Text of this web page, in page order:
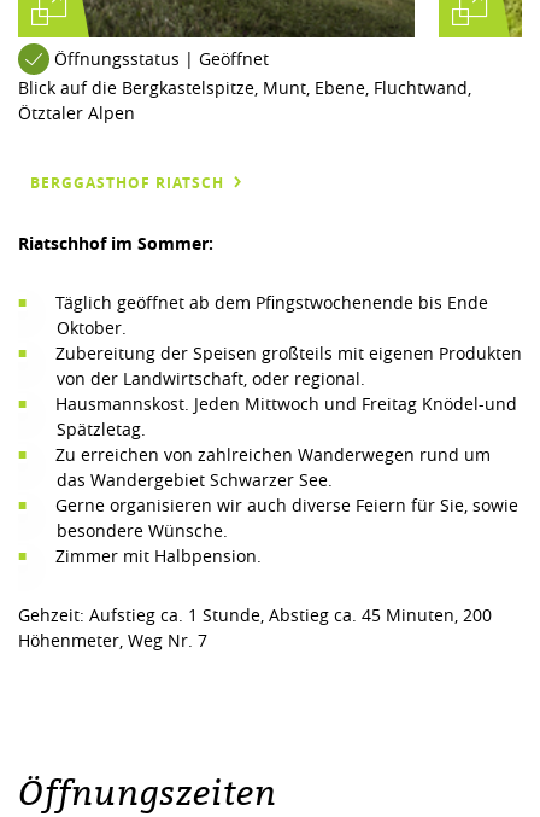
Öffnungsstatus | Geöffnet
Blick auf die Bergkastelspitze, Munt, Ebene, Fluchtwand,
Ötztaler Alpen
BERGGASTHOF RIATSCH
Riatschhof im Sommer:
Täglich geöffnet ab dem Pfingstwochenende bis Ende
Oktober.
Zubereitung der Speisen großteils mit eigenen Produkten
von der Landwirtschaft, oder regional.
Hausmannskost. Jeden Mittwoch und Freitag Knödel-und
Spätzletag.
Zu erreichen von zahlreichen Wanderwegen rund um
das Wandergebiet Schwarzer See.
Gerne organisieren wir auch diverse Feiern für Sie, sowie
besondere Wünsche.
Zimmer mit Halbpension.
Gehzeit: Aufstieg ca. 1 Stunde, Abstieg ca. 45 Minuten, 200
Höhenmeter, Weg Nr. 7
Öffnungszeiten